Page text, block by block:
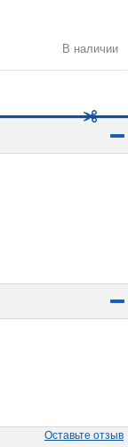
В наличии
Оставьте отзыв